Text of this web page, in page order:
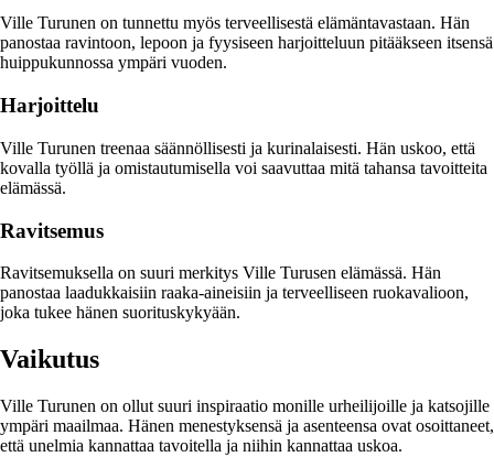
Ville Turunen on tunnettu myös terveellisestä elämäntavastaan. Hän
panostaa ravintoon, lepoon ja fyysiseen harjoitteluun pitääkseen itsensä
huippukunnossa ympäri vuoden.
Harjoittelu
Ville Turunen treenaa säännöllisesti ja kurinalaisesti. Hän uskoo, että
kovalla työllä ja omistautumisella voi saavuttaa mitä tahansa tavoitteita
elämässä.
Ravitsemus
Ravitsemuksella on suuri merkitys Ville Turusen elämässä. Hän
panostaa laadukkaisiin raaka-aineisiin ja terveelliseen ruokavalioon,
joka tukee hänen suorituskykyään.
Vaikutus
Ville Turunen on ollut suuri inspiraatio monille urheilijoille ja katsojille
ympäri maailmaa. Hänen menestyksensä ja asenteensa ovat osoittaneet,
että unelmia kannattaa tavoitella ja niihin kannattaa uskoa.